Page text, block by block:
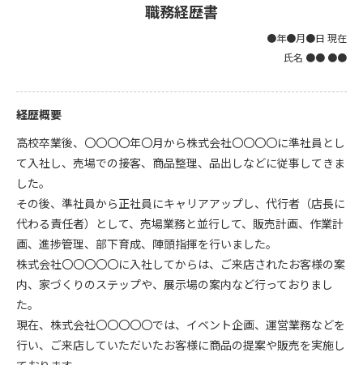
職務経歴書
●年●月●日 現在
氏名 ●● ●●
経歴概要
高校卒業後、〇〇〇〇年〇月から株式会社〇〇〇〇に準社員とし
て入社し、売場での接客、商品整理、品出しなどに従事してきま
した。
その後、準社員から正社員にキャリアアップし、代行者（店長に
代わる責任者）として、売場業務と並行して、販売計画、作業計
画、進捗管理、部下育成、陣頭指揮を行いました。
株式会社〇〇〇〇〇に入社してからは、ご来店されたお客様の案
内、家づくりのステップや、展示場の案内など行っておりまし
た。
現在、株式会社〇〇〇〇〇では、イベント企画、運営業務などを
行い、ご来店していただいたお客様に商品の提案や販売を実施し